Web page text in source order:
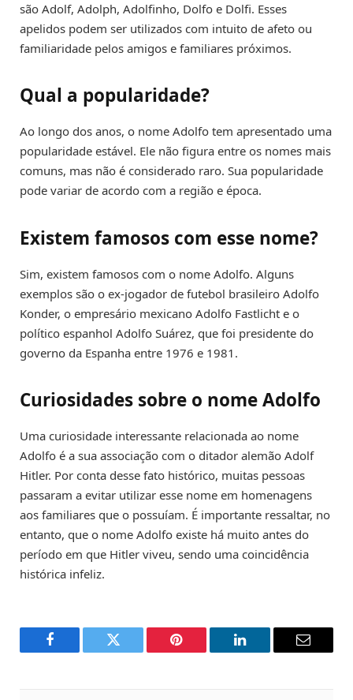
são Adolf, Adolph, Adolfinho, Dolfo e Dolfi. Esses
apelidos podem ser utilizados com intuito de afeto ou
familiaridade pelos amigos e familiares próximos.
Qual a popularidade?
Ao longo dos anos, o nome Adolfo tem apresentado uma
popularidade estável. Ele não figura entre os nomes mais
comuns, mas não é considerado raro. Sua popularidade
pode variar de acordo com a região e época.
Existem famosos com esse nome?
Sim, existem famosos com o nome Adolfo. Alguns
exemplos são o ex-jogador de futebol brasileiro Adolfo
Konder, o empresário mexicano Adolfo Fastlicht e o
político espanhol Adolfo Suárez, que foi presidente do
governo da Espanha entre 1976 e 1981.
Curiosidades sobre o nome Adolfo
Uma curiosidade interessante relacionada ao nome
Adolfo é a sua associação com o ditador alemão Adolf
Hitler. Por conta desse fato histórico, muitas pessoas
passaram a evitar utilizar esse nome em homenagens
aos familiares que o possuíam. É importante ressaltar, no
entanto, que o nome Adolfo existe há muito antes do
período em que Hitler viveu, sendo uma coincidência
histórica infeliz.
Facebook Twitter Pinterest LinkedIn Email